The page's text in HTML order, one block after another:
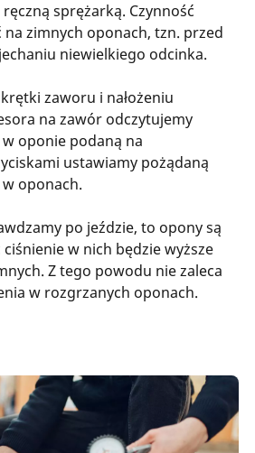
sprężarką. Czynność
zimnych oponach, tzn. przed
niewielkiego odcinka.
zaworu i nałożeniu
na zawór odczytujemy
oponie podaną na
ustawiamy pożądaną
oponach.
po jeździe, to opony są
w nich będzie wyższe
Z tego powodu nie zaleca
w rozgrzanych oponach.